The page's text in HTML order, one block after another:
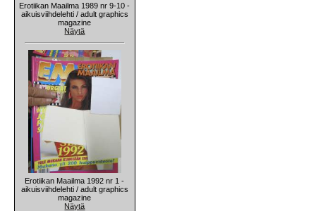
Erotiikan Maailma 1989 nr 9-10 -
aikuisviihdelehti / adult graphics
magazine
Näytä
Erotiikan Maailma 1992 nr 1 -
aikuisviihdelehti / adult graphics
magazine
Näytä